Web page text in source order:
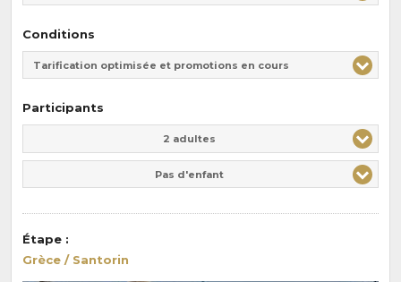
Conditions
Tarification optimisée et promotions en cours
Participants
2 adultes
Pas d'enfant
Étape :
Grèce / Santorin